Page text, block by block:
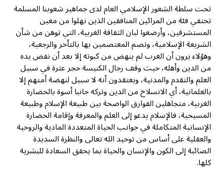
تحت سلطة الشعور الإسلامي العام لدى جماهير شعوبنا المسلمة
تختفي فئة من المرائين المنافقين الذين نهلوا من معين
المستشرقين، وأرضعوا لبان الثقافة الغربية، التي توهن من شأن
الشريعة الإسلامية، وتصم المعتصمين بها بالتأخر والرجعية،
وهؤلاء يرون أن الغرب لم ينهض من كبوته إلا بعد أن نفض يده
من الدين وأهله، حيث وقف رجال الكنيسة حجر عثرة في سبيل
العلم والتقدم والمدنية، ويعتقدون أنه لا سبيل لنهضة أمتهم إلا
بالعلمانية، أي الانسلاخ من الدين وتركه جانبا أسوة بالحضارة
الغربية، متجاهلين الفوارق الواضحة بين طبيعة الإسلام وطبيعة
المسيحية، فالإسلام يدعو إلى العلم والمعرفة وإقامة الحضارة
الإنسانية المتكاملة في جوانب الحياة المتعددة المادية والروحية
والعقلية على أساس من توحيد الله تعالى والنظرة السديدة
الصائبة إلى الكون والإنسان والحياة بما يحقق السعادة للبشرية
كلها.